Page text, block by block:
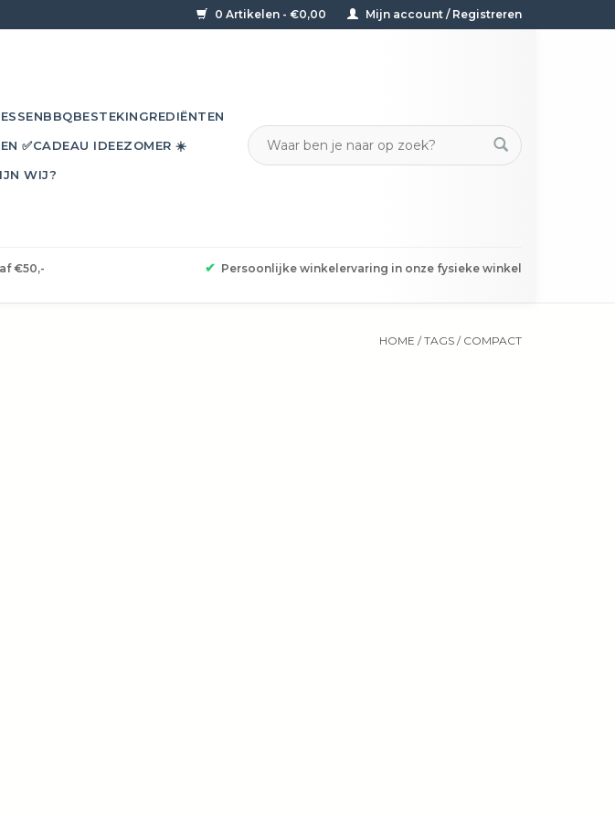
0 Artikelen - €0,00 Mijn account / Registreren
BBQBESTEKINGREDIËNTEN
✅CADEAU IDEEZOMER ☀️
WIJ?
€50,- ✔ Persoonlijke winkelervaring in onze fysieke winkel
HOME /TAGS / COMPACT